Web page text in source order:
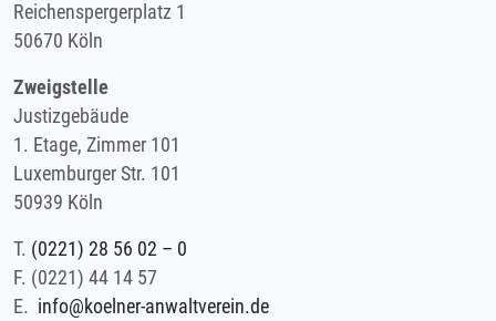
Reichenspergerplatz 1
50670 Köln
Zweigstelle
Justizgebäude
1. Etage, Zimmer 101
Luxemburger Str. 101
50939 Köln
T. (0221) 28 56 02 – 0
F. (0221) 44 14 57
E. info@koelner-anwaltverein.de